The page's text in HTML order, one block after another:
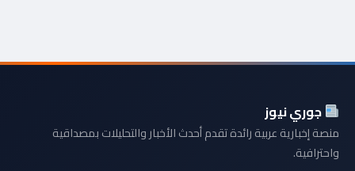
جوري نيوز
منصة إخبارية عربية رائدة تقدم أحدث الأخبار والتحليلات بمصداقية
واحترافية.